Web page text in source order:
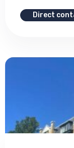
Direct